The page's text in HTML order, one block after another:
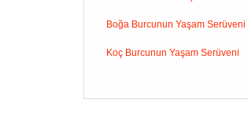
Boğa Burcunun Yaşam Serüveni
Koç Burcunun Yaşam Serüveni